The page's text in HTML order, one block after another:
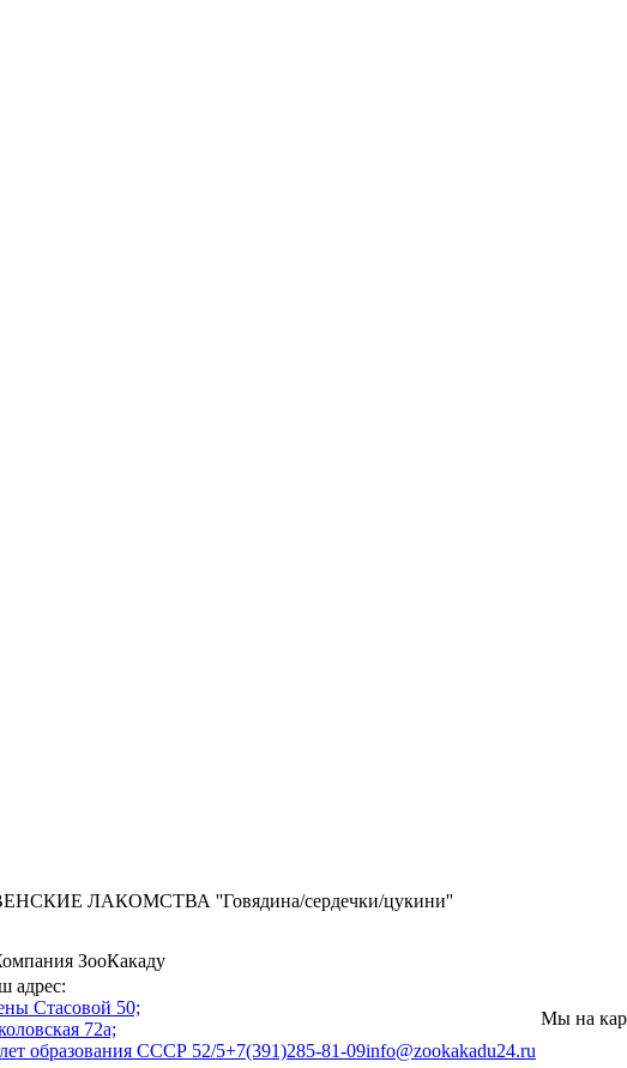
ЛАКОМСТВА ''Говядина/сердечки/цукини''
ЗооКакаду
адрес:
Стасовой 50;
72а;
образования СССР 52/5+7(391)285-81-09info@zookakadu24.ru
Мы на